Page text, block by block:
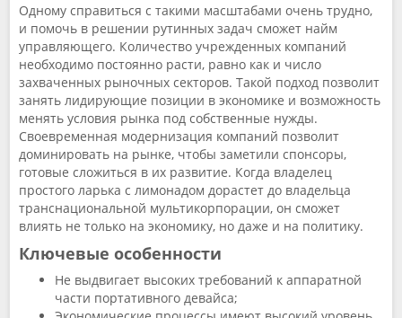
Одному справиться с такими масштабами очень трудно,
и помочь в решении рутинных задач сможет найм
управляющего. Количество учрежденных компаний
необходимо постоянно расти, равно как и число
захваченных рыночных секторов. Такой подход позволит
занять лидирующие позиции в экономике и возможность
менять условия рынка под собственные нужды.
Своевременная модернизация компаний позволит
доминировать на рынке, чтобы заметили спонсоры,
готовые сложиться в их развитие. Когда владелец
простого ларька с лимонадом дорастет до владельца
транснациональной мультикорпорации, он сможет
влиять не только на экономику, но даже и на политику.
Ключевые особенности
Не выдвигает высоких требований к аппаратной
части портативного девайса;